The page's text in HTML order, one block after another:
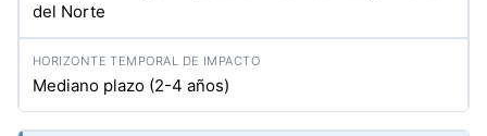
del Norte
Mediano plazo (2-4 años)